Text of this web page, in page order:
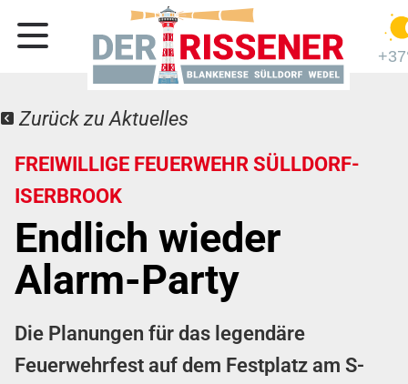
Zurück zu Aktuelles
FREIWILLIGE FEUERWEHR SÜLLDORF-
ISERBROOK
Endlich wieder
Alarm-Party
Die Planungen für das legendäre
Feuerwehrfest auf dem Festplatz am S-